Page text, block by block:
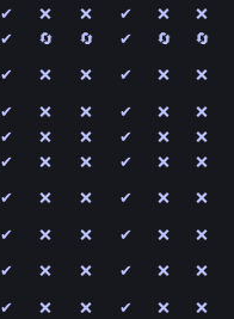
✔ ❌ ❌ ✔ ❌ ❌
✔ 🔄 🔄 ✔ 🔄 🔄
✔ ❌ ❌ ✔ ❌ ❌
✔ ❌ ❌ ✔ ❌ ❌
✔ ❌ ❌ ✔ ❌ ❌
✔ ❌ ❌ ✔ ❌ ❌
✔ ❌ ❌ ✔ ❌ ❌
✔ ❌ ❌ ✔ ❌ ❌
✔ ❌ ❌ ✔ ❌ ❌
✔ ❌ ❌ ✔ ❌ ❌